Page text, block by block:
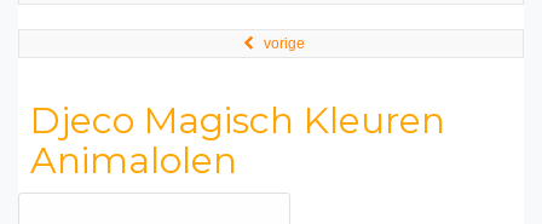
vorige
Djeco Magisch Kleuren
Animalolen